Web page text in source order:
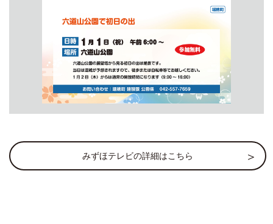
みずほテレビの詳細はこちら